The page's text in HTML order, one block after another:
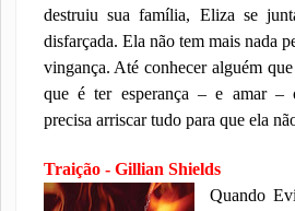
destruiu sua família, Eliza se
disfarçada. Ela não tem mais nada
vingança. Até conhecer alguém
que é ter esperança – e amar –
precisa arriscar tudo para que ela
Traição - Gillian Shields
Quando